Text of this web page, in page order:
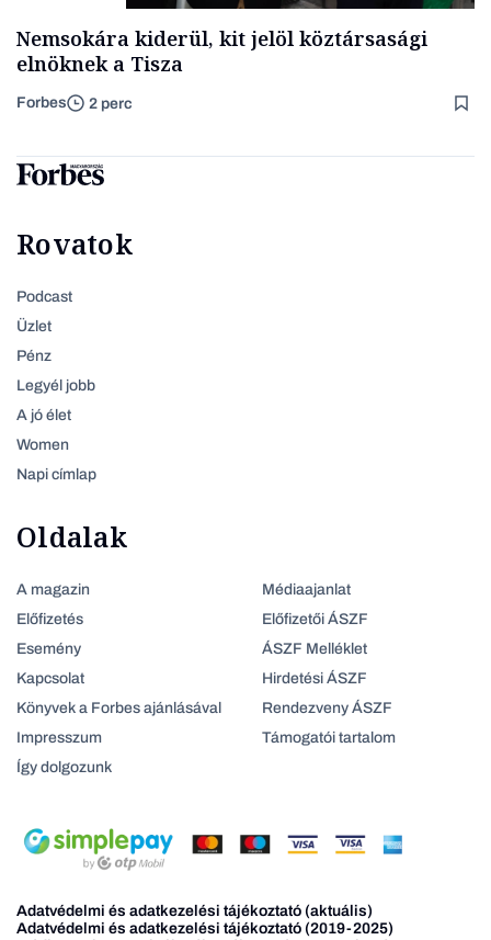
Nemsokára kiderül, kit jelöl köztársasági
elnöknek a Tisza
Forbes 2 perc
Rovatok
Podcast
Üzlet
Pénz
Legyél jobb
A jó élet
Women
Napi címlap
Oldalak
A magazin
Előfizetés
Esemény
Kapcsolat
Könyvek a Forbes ajánlásával
Impresszum
Így dolgozunk
Médiaajanlat
Előfizetői ÁSZF
ÁSZF Melléklet
Hirdetési ÁSZF
Rendezveny ÁSZF
Támogatói tartalom
Adatvédelmi és adatkezelési tájékoztató (aktuális)
Adatvédelmi és adatkezelési tájékoztató (2019-2025)